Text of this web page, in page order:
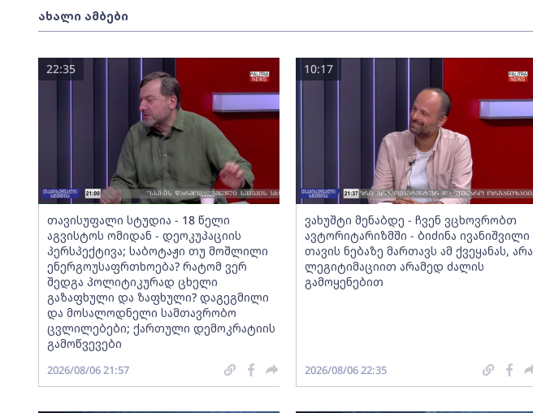
ახალი ამბები
თავისუფალი სტუდია - 18 წელი
აგვისტოს ომიდან - დეოკუპაციის
პერსპექტივა; საბოტაჟი თუ მოშლილი
ენერგოუსაფრთხოება? რატომ ვერ
შედგა პოლიტიკურად ცხელი
გაზაფხული და ზაფხული? დაგეგმილი
და მოსალოდნელი სამთავრობო
ცვლილებები; ქართული დემოკრატიის
გამოწვევები
22:35
2026/08/06 21:57
ვახუშტი მენაბდე - ჩვენ ვცხოვრობთ
ავტორიტარიზმში - ბიძინა ივანიშვილი
თავის ნებაზე მართავს ამ ქვეყანას, არა
ლეგიტიმაციით არამედ ძალის
გამოყენებით
10:17
2026/08/06 22:35